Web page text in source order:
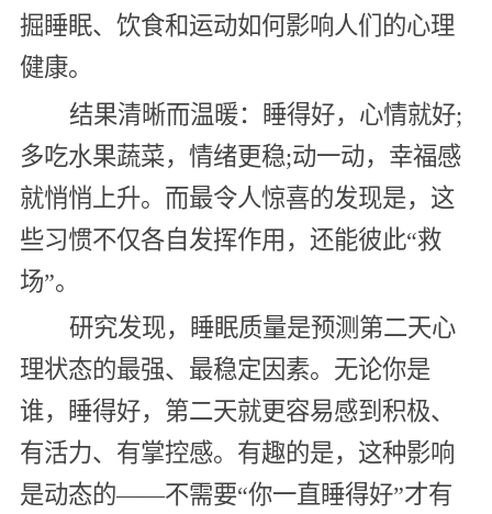
掘睡眠、饮食和运动如何影响人们的心理
健康。
结果清晰而温暖：睡得好，心情就好;
多吃水果蔬菜，情绪更稳;动一动，幸福感
就悄悄上升。而最令人惊喜的发现是，这
些习惯不仅各自发挥作用，还能彼此“救
场”。
研究发现，睡眠质量是预测第二天心
理状态的最强、最稳定因素。无论你是
谁，睡得好，第二天就更容易感到积极、
有活力、有掌控感。有趣的是，这种影响
是动态的——不需要“你一直睡得好”才有